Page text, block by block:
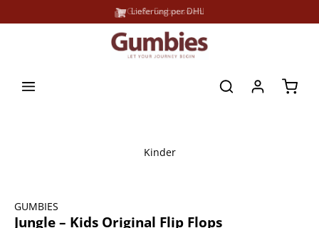
Große Farbauswahl
Lieferung per DHL
Kinder
GUMBIES
Jungle – Kids Original Flip Flops